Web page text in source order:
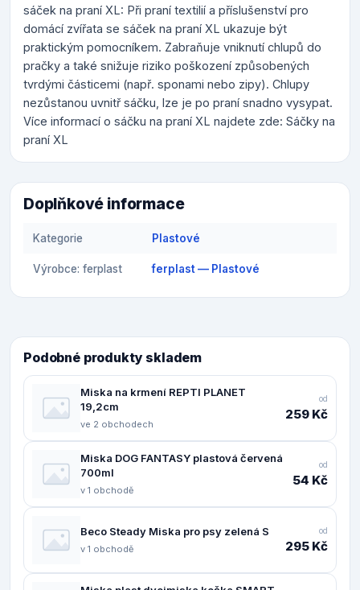
sáček na praní XL: Při praní textilií a příslušenství pro
domácí zvířata se sáček na praní XL ukazuje být
praktickým pomocníkem. Zabraňuje vniknutí chlupů do
pračky a také snižuje riziko poškození způsobených
tvrdými částicemi (např. sponami nebo zipy). Chlupy
nezůstanou uvnitř sáčku, lze je po praní snadno vysypat.
Více informací o sáčku na praní XL najdete zde: Sáčky na
praní XL
Doplňkové informace
Kategorie Plastové
Výrobce: ferplast ferplast — Plastové
Podobné produkty skladem
Miska na krmení REPTI PLANET
19,2cm
ve 2 obchodech
od
259 Kč
Miska DOG FANTASY plastová červená
700ml
v 1 obchodě
od
54 Kč
Beco Steady Miska pro psy zelená S
v 1 obchodě
od
295 Kč